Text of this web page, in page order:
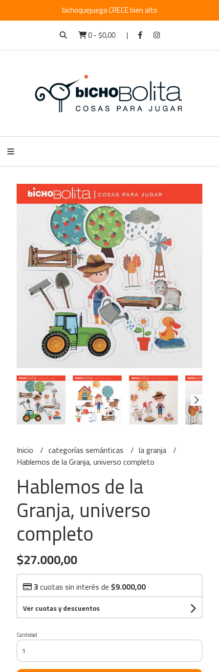
bichoquejuega CRECE bien alto
0-$0,00
Inicio categorías semánticas
la granja
Hablemos de la Granja, universo completo
Hablemos de la
Granja, universo
completo
$27.000,00
3cuotas sin interés de$9.000,00
Ver cuotas y descuentos
Cantidad